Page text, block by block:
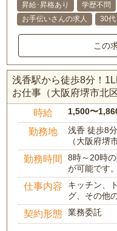
昇給･昇格あり
学歴不問
お手伝いさんの求人
30代
この
浅香駅から徒歩8分！
お仕事（大阪府堺市北区
時給 1,500〜
勤務地
浅香 徒歩8分
（大阪府堺
勤務時間
8時～20時
が可能です
仕事内容
キッチン、
グ、その他
契約形態 業務委託